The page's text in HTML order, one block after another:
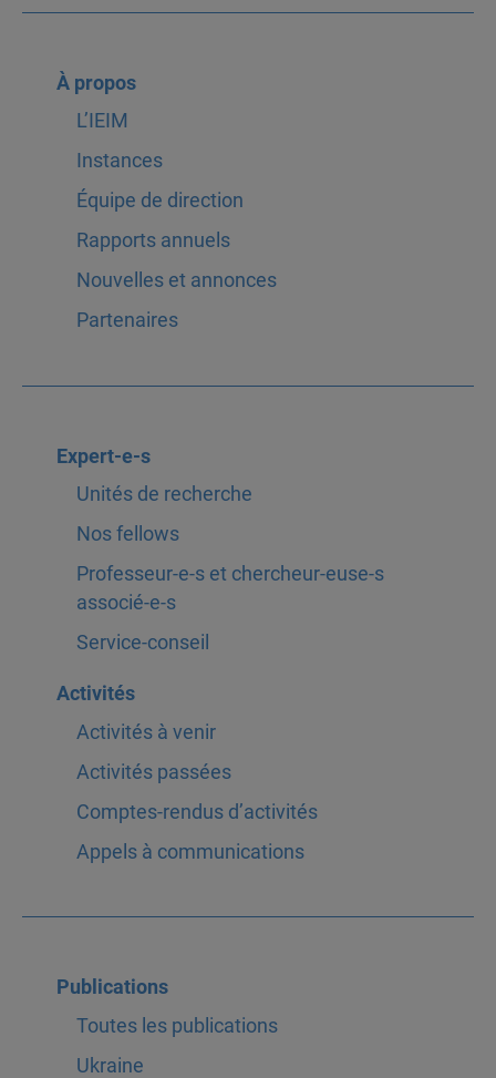
À propos
L’IEIM
Instances
Équipe de direction
Rapports annuels
Nouvelles et annonces
Partenaires
Expert-e-s
Unités de recherche
Nos fellows
Professeur-e-s et chercheur-euse-s
associé-e-s
Service-conseil
Activités
Activités à venir
Activités passées
Comptes-rendus d’activités
Appels à communications
Publications
Toutes les publications
Ukraine